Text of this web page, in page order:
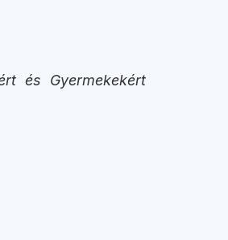
és Gyermekekért